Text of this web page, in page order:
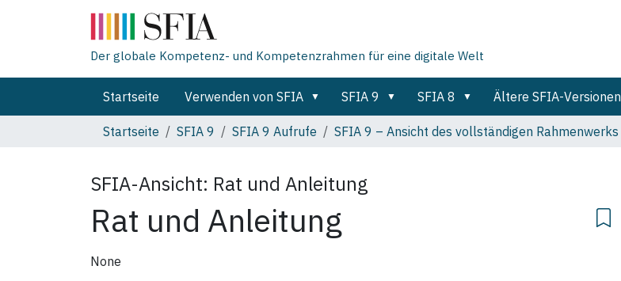
Der globale Kompetenz- und Kompetenzrahmen für eine digitale Welt
Startseite Verwenden von SFIA SFIA 9 SFIA 8 Ältere SFIA-Versionen
Startseite
SFIA 9 SFIA 9 Aufrufe SFIA 9 – Ansicht des vollständigen Rahmenwerks
SFIA-Ansicht: Rat und Anleitung
Rat und Anleitung
None